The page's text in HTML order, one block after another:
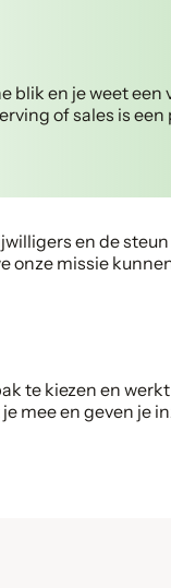
blik en je weet
of sales is
en de
onze missie
te kiezen en
mee en geven je